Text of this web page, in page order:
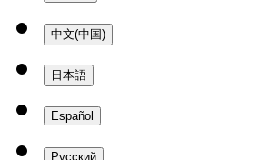
中文(中国)
日本語
Español
Русский